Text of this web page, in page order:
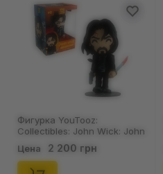
Фигурка YouTooz:
Collectibles: John Wick: John
Wick, (54291)
Цена 2 200 грн